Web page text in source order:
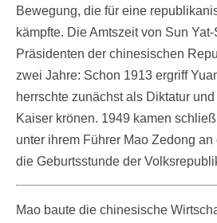
Bewegung, die für eine
kämpfte. Die Amtszeit von Sun
Präsidenten der chinesischen
zwei Jahre: Schon 1913 ergriff
herrschte zunächst als Diktatur
Kaiser krönen. 1949 kamen
unter ihrem Führer Mao Zedong
die Geburtsstunde der
Mao baute die chinesische